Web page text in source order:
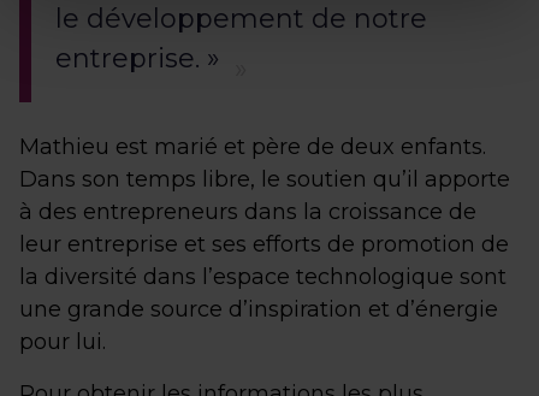
le développement de notre
entreprise. »
Mathieu est marié et père de deux enfants.
Dans son temps libre, le soutien qu’il apporte
à des entrepreneurs dans la croissance de
leur entreprise et ses efforts de promotion de
la diversité dans l’espace technologique sont
une grande source d’inspiration et d’énergie
pour lui.